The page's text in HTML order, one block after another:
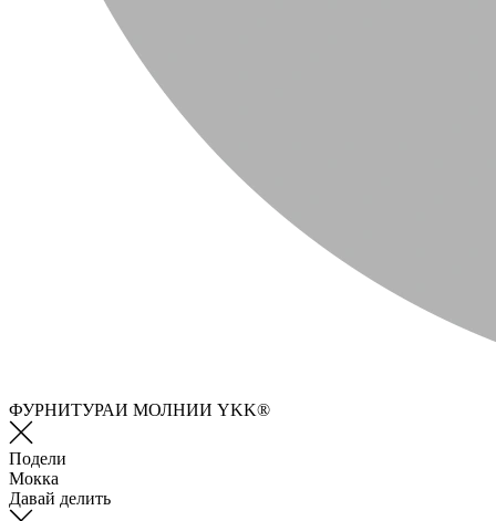
ФУРНИТУРАИ МОЛНИИ YKK®
Подели
Мокка
Давай делить